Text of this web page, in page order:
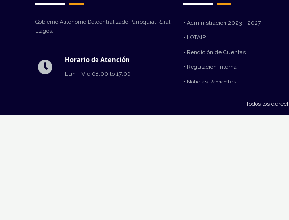
Gobierno Autónomo Descentralizado Parroquial Rural
Llagos.
Horario de Atención
Lun - Vie 08:00 to 17:00
• Administración 2023 - 2027
• LOTAIP
• Rendición de Cuentas
• Regulación Interna
• Noticias Recientes
Todos los